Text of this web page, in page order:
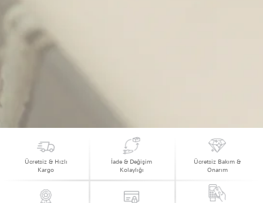
Ücretsiz & Hızlı
Kargo
İade & Değişim
Kolaylığı
Ücretsiz Bakım &
Onarım